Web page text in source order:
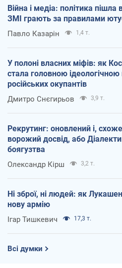
Війна і медіа: політика
ЗМІ грають за правилами
Павло Казарін 1,4 т.
У полоні власних міфів: як
стала головною
російських окупантів
Дмитро Снєгирьов 3,9 т.
Рекрутинг: оновлений і,
ворожий досвід, або
боягузтва
Олександр Кірш 3,2 т.
Ні зброї, ні людей: як
нову армію
Ігар Тишкевич 17,3 т.
Всі думки